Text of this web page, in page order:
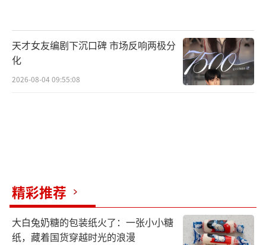
天才女友编剧下沉口碑 市场反响两极分
化
2026-08-04 09:55:08
精彩推荐
大白兔奶糖的包装纸火了：一张小小糖
纸，藏着国货穿越时光的浪漫